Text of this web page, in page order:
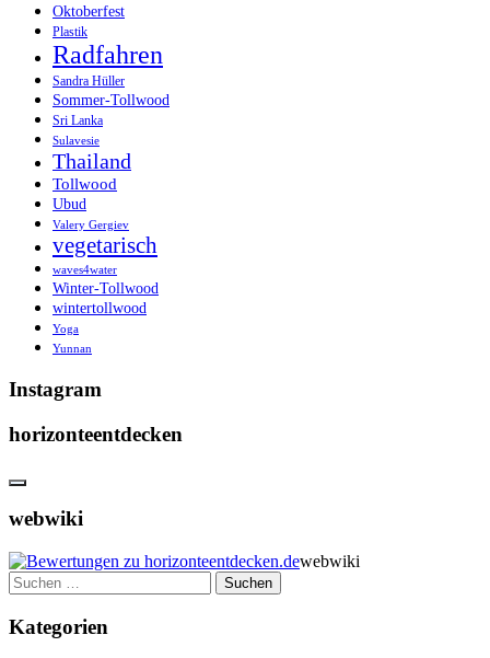
Oktoberfest
Plastik
Radfahren
Sandra Hüller
Sommer-Tollwood
Sri Lanka
Sulavesie
Thailand
Tollwood
Ubud
Valery Gergiev
vegetarisch
waves4water
Winter-Tollwood
wintertollwood
Yoga
Yunnan
Instagram
horizonteentdecken
webwiki
webwiki
Suchen
nach:
Kategorien